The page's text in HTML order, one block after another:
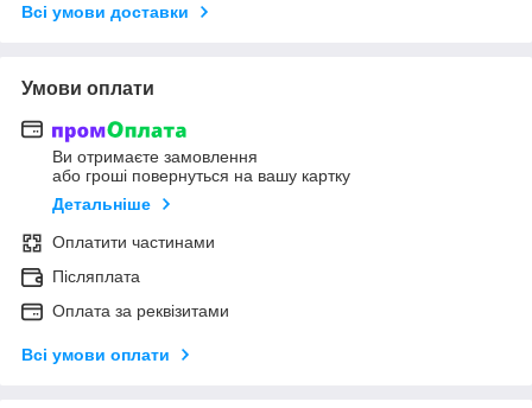
Всі умови доставки
Умови оплати
Ви отримаєте замовлення
або гроші повернуться на вашу картку
Детальніше
Оплатити частинами
Післяплата
Оплата за реквізитами
Всі умови оплати